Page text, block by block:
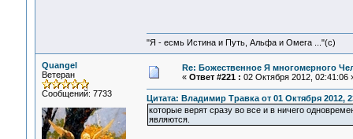
"Я - есмь Истина и Путь, Альфа и Омега ..."(с)
Quangel
Ветеран
Сообщений: 7733
Re: Божественное Я многомерного
« Ответ #221 : 02 Октября 2012, 02:41:06
Цитата: Владимир Травка от 01 Октября 2012,
которые верят сразу во все и в ничего
являются.